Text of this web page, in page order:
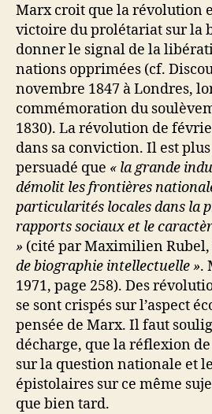
Marx croit que la révolution
victoire du prolétariat sur la
donner le signal de la
nations opprimées (cf.
novembre 1847 à Londres,
commémoration du
1830). La révolution de
dans sa conviction. Il est
persuadé que « la grande
démolit les frontières
particularités locales dans la
rapports sociaux et le
» (cité par Maximilien
de biographie intellectuelle ».
1971, page 258). Des
se sont crispés sur l’aspect
pensée de Marx. Il faut
décharge, que la réflexion
sur la question nationale et
épistolaires sur ce même
que bien tard.